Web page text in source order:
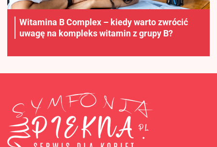
Witamina B Complex – kiedy warto zwrócić
uwagę na kompleks witamin z grupy B?